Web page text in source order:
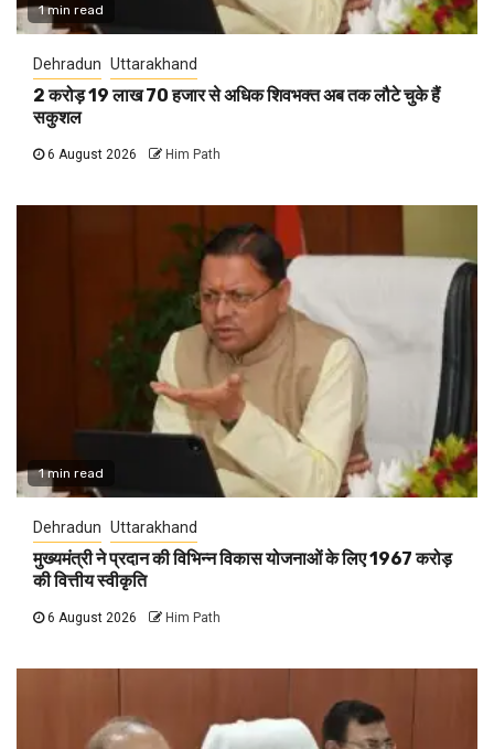
1 min read
Dehradun Uttarakhand
2 करोड़ 19 लाख 70 हजार से अधिक शिवभक्त अब तक लौटे चुके हैं
सकुशल
6 August 2026 Him Path
1 min read
Dehradun Uttarakhand
मुख्यमंत्री ने प्रदान की विभिन्न विकास योजनाओं के लिए 1967 करोड़
की वित्तीय स्वीकृति
6 August 2026 Him Path